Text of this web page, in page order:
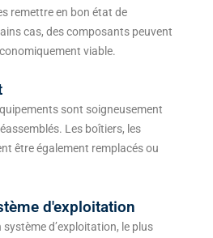
remettre en bon état de
cas, des composants peuvent
viable.
sont soigneusement
Les boîtiers, les
être également remplacés ou
d'exploitation
d’exploitation, le plus